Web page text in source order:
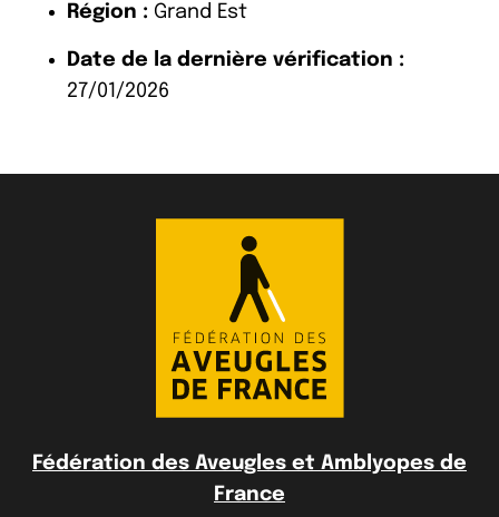
Région : Grand Est
Date de la dernière vérification :
27/01/2026
Fédération des Aveugles et Amblyopes de
France